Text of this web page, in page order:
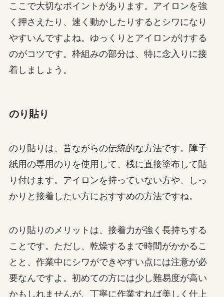
ここで大切なポイントがあります。アイロンを強
く押さえたり、速く動かしたりするとシワになり
やすいんですよね。ゆっくりとアイロンがけする
のがコツです。枠組みの部分は、特に念入りに接
着しましょう。
のり貼り
のり貼りは、昔ながらの伝統的な方法です。障子
紙用の専用のりを使用して、桟に直接塗布して貼
り付けます。アイロンを持っていない方や、しっ
かりと接着したい方におすすめの方法ですね。
のり貼りのメリットは、接着力が強く長持ちする
ことです。ただし、乾燥するまで時間がかかるこ
とと、作業中にシワができやすい点には注意が必
要なんですよ。初めての方には少し難易度が高い
かもしれませんが、丁寧に作業すれば美しく仕上